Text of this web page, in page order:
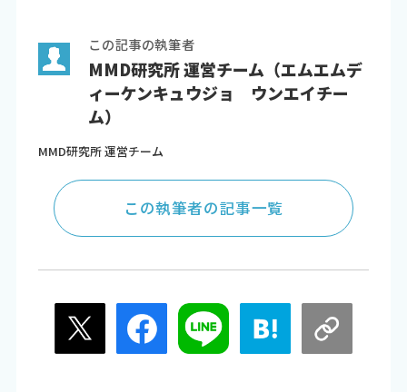
この記事の執筆者
MMD研究所 運営チーム（エムエムデ
ィーケンキュウジョ ウンエイチー
ム）
MMD研究所 運営チーム
この執筆者の記事一覧